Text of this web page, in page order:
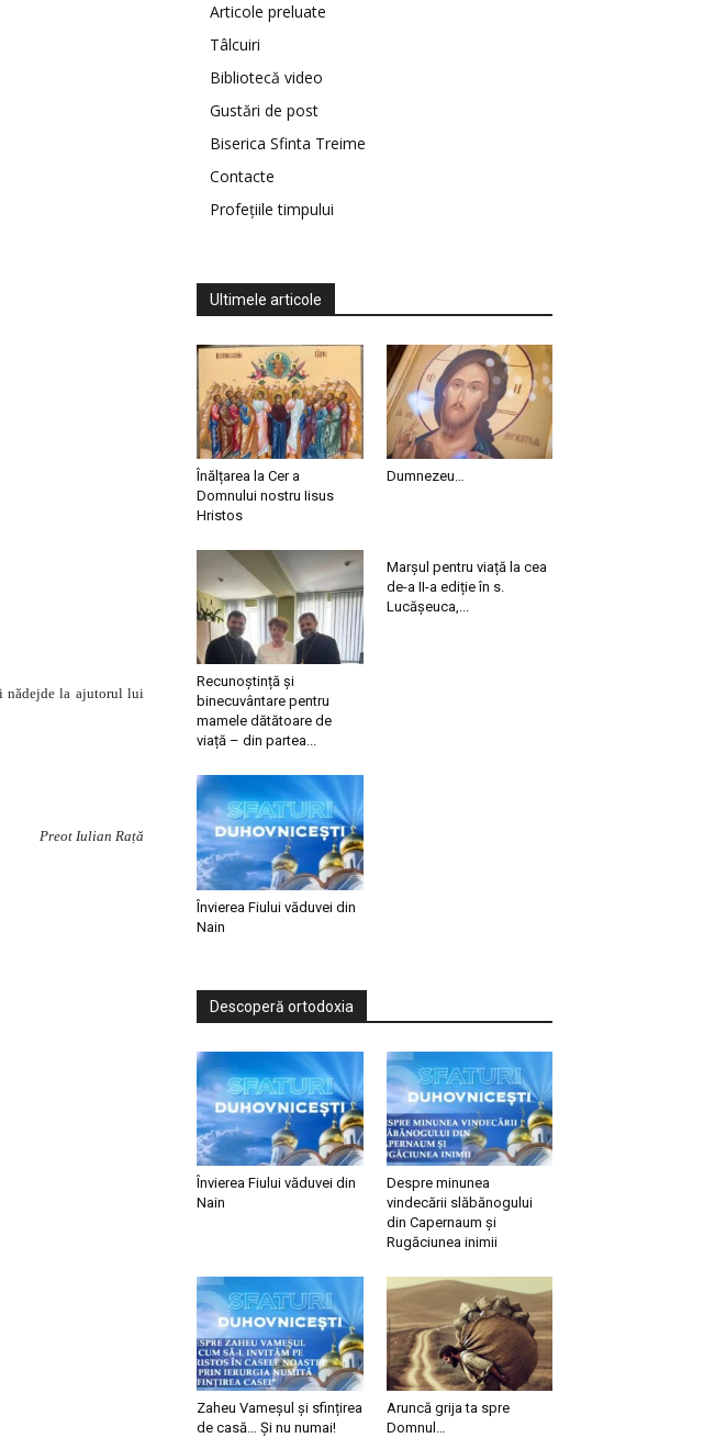
nădejde la ajutorul lui
Preot Iulian Rață
Articole preluate
Tâlcuiri
Bibliotecă video
Gustări de post
Biserica Sfinta Treime
Contacte
Profețiile timpului
Ultimele articole
Înălțarea la Cer a
Domnului nostru Iisus
Hristos
Dumnezeu…
Recunoștință și
binecuvântare pentru
mamele dătătoare de
viață – din partea...
Marșul pentru viață la cea
de-a II-a ediție în s.
Lucășeuca,...
Învierea Fiului văduvei din
Nain
Descoperă ortodoxia
Învierea Fiului văduvei din
Nain
Despre minunea
vindecării slăbănogului
din Capernaum și
Rugăciunea inimii
Zaheu Vameșul și sfințirea
de casă… Și nu numai!
Aruncă grija ta spre
Domnul…